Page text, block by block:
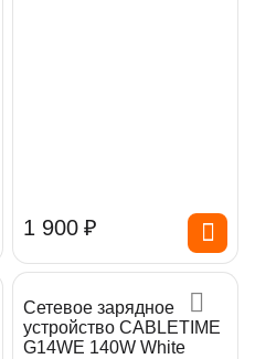
1 900 ₽
Сетевое зарядное
устройство CABLETIME
G14WE 140W White